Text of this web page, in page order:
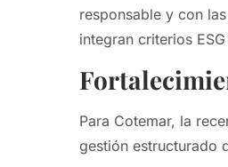
responsable y con
integran criterios
Para Cotemar, la
gestión estructurado